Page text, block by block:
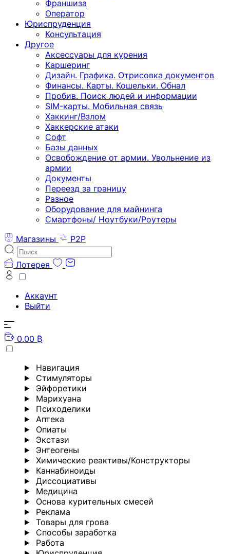
Франшиза
Оператор
Юриспруденция
Консультация
Другoе
Аксессуары для курения
Каршеринг
Дизайн. Графика. Отрисовка документов
Финансы. Карты. Кошельки. Обнал
Пробив. Поиск людей и информации
SIM-карты. Мобильная связь
Хаккинг/Взлом
Хаккерские атаки
Софт
Базы данных
Освобождение от армии. Увольнение из
армии
Документы
Переезд за границу
Разное
Оборудование для майнинга
Смартфоны/ Ноутбуки/Роутеры
Магазины
P2P
Лотерея
Аккаунт
Выйти
0.00 ₿
Навигация
Стимуляторы
Эйфоретики
Марихуана
Психоделики
Аптека
Опиаты
Экстази
Энтеогены
Химические реактивы/Конструкторы
Каннабиноиды
Диссоциативы
Медицина
Основа курительных смесей
Реклама
Товары для грова
Способы заработка
Работа